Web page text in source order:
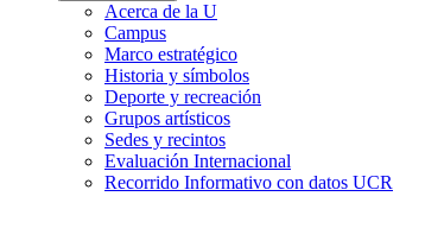
Acerca de la U
Campus
Marco estratégico
Historia y símbolos
Deporte y recreación
Grupos artísticos
Sedes y recintos
Evaluación Internacional
Recorrido Informativo con datos UCR